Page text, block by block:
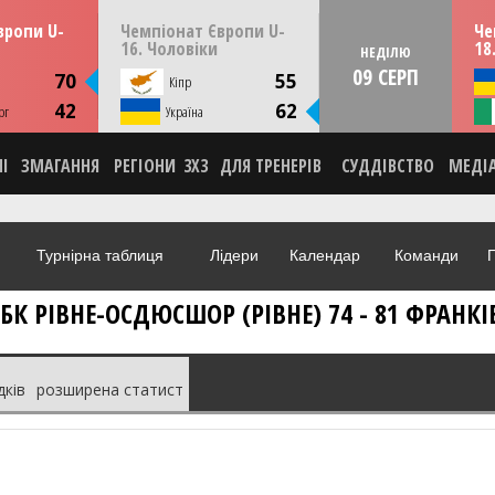
U-
70
42
13:30 Чемпіонат Європи U-
16. Чоловіки
Кіпр 55
Україна 62
СУБОТУ 08 серпня 22:00
Скоп'є, Пів. Македонія
НОВИНА
ВІДЕО
НЕДІЛЮ
09 СЕРП
ЗМАГАННЯ РЕГІОНИ 3X3 ДЛЯ ТРЕНЕРІВ СУДДІВСТВО
Турнірна таблиця Лідери Календар Команди
БК РІВНЕ-ОСДЮСШОР (РІВНЕ) 74 - 81
розширена статист